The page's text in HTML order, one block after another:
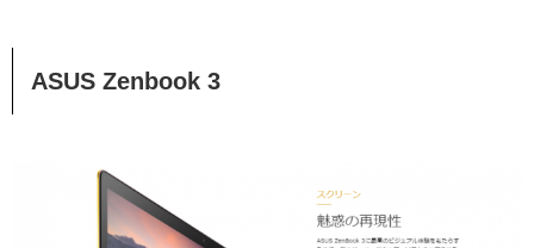
ASUS Zenbook 3